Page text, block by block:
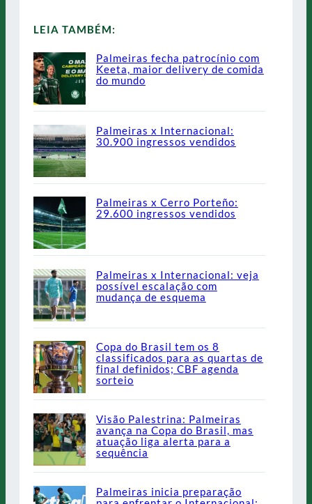
LEIA TAMBÉM:
Palmeiras fecha patrocínio com
Keeta, maior delivery de comida
do mundo
Palmeiras x Internacional:
30.900 ingressos vendidos
Palmeiras x Cerro Porteño:
29.600 ingressos vendidos
Palmeiras x Internacional: veja
possível escalação com
mudança de esquema
Copa do Brasil tem os 8
classificados para as quartas de
final definidos; CBF agenda
sorteio
Visão Palestrina: Palmeiras
avança na Copa do Brasil, mas
atuação liga alerta para a
sequência
Palmeiras inicia preparação